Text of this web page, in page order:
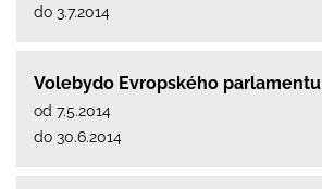
do 3.7.2014
Volebydo Evropského parlamentu
od 7.5.2014
do 30.6.2014